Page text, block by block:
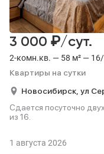
2-комн.кв. — 58 м² —
Квартиры на сутки
3 000 ₽/сут.
Новосибирск, ул
Сдается посуточно
из 16.
1 августа 2026